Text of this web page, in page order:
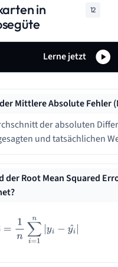
in
12
Lerne jetzt
Mittlere Absolute Fehler
der absoluten
und tatsächlichen
der Root Mean Squared
n∑ =1n| y